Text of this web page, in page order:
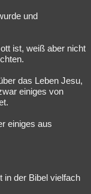
und
ist, weiß aber nicht
das Leben Jesu,
einiges von
einiges aus
in der Bibel vielfach